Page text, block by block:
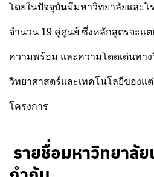
โดยในปัจจุบันมีมหาวิทยาลัยและโ
จำนวน 19 คู่ศูนย์ ซึ่งหลักสูตรจะแ
ความพร้อม และความโดดเด่นทา
วิทยาศาสตร์และเทคโนโลยีของแ
โครงการ
รายชื่อมหาวิทยาลัย